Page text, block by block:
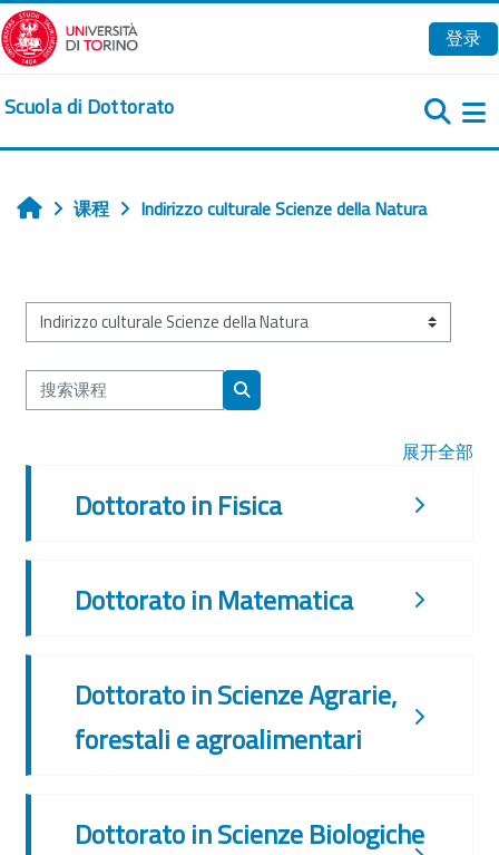
跳到主要内容
登录
Scuola di Dottorato
首页课程 Indirizzo culturale Scienze della Natura
课程类别
搜索课程
搜索课程
展开全部
Dottorato in Fisica
Dottorato in Matematica
Dottorato in Scienze Agrarie,
forestali e agroalimentari
Dottorato in Scienze Biologiche